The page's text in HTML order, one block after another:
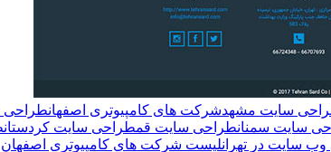
سایت مشهدشرکت های کامپیوتری اصفهانطراحی
سایت سمنانطراحی سایت قمطراحی سایت کردستان
سایت در تهرانلیست شرکت های کامپیوتری اصفهان